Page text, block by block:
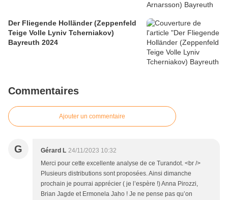
Der Fliegende Holländer (Zeppenfeld
Teige Volle Lyniv Tcherniakov)
Bayreuth 2024
Commentaires
Ajouter un commentaire
G Gérard L 24/11/2023 10:32
Merci pour cette excellente analyse de ce Turandot. <br />
Plusieurs distributions sont proposées. Ainsi dimanche
prochain je pourrai apprécier ( je l’espère !) Anna Pirozzi,
Brian Jagde et Ermonela Jaho ! Je ne pense pas qu’on